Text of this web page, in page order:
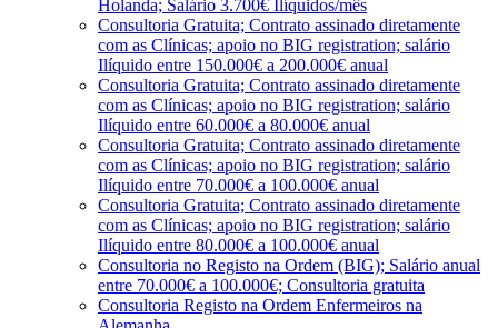
Holanda; Salário 3.700€ Ilíquidos/mês
Consultoria Gratuita; Contrato assinado diretamente
com as Clínicas; apoio no BIG registration; salário
Ilíquido entre 150.000€ a 200.000€ anual
Consultoria Gratuita; Contrato assinado diretamente
com as Clínicas; apoio no BIG registration; salário
Ilíquido entre 60.000€ a 80.000€ anual
Consultoria Gratuita; Contrato assinado diretamente
com as Clínicas; apoio no BIG registration; salário
Ilíquido entre 70.000€ a 100.000€ anual
Consultoria Gratuita; Contrato assinado diretamente
com as Clínicas; apoio no BIG registration; salário
Ilíquido entre 80.000€ a 100.000€ anual
Consultoria no Registo na Ordem (BIG); Salário anual
entre 70.000€ a 100.000€; Consultoria gratuita
Consultoria Registo na Ordem Enfermeiros na